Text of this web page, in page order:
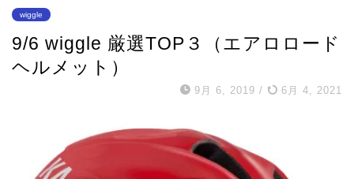
wiggle
9/6 wiggle 厳選TOP３（エアロロード
ヘルメット）
9月 6, 2019 / 6月 4, 2021